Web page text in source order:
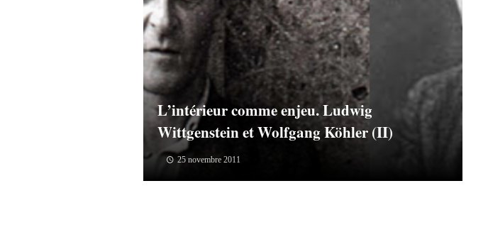
L’intérieur comme enjeu. Ludwig
Wittgenstein et Wolfgang Köhler (II)
25 novembre 2011